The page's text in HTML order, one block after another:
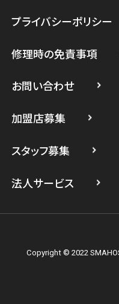
スマホスピタル た
スマホスピタル 登戸
スマホスピタル 武蔵
スマホスピタル テ
プライバシーポリシー
修理時の免責事項
お問い合わせ
加盟店募集
スタッフ募集
法人サービス
Copyright © 2022